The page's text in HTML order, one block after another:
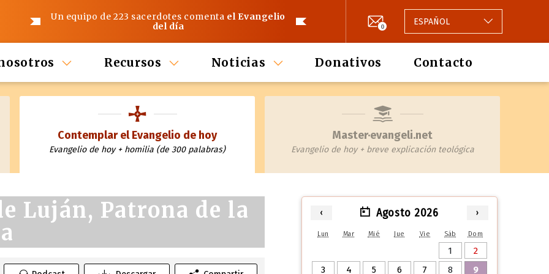
Un equipo de 223 sacerdotes comenta el Evangelio
del día
0 ESPAÑOL
Recursos Noticias Donativos Contacto
Contemplar el Evangelio de hoy
Evangelio de hoy + homilia (de 300 palabras)
Master·evangeli.net
Evangelio de hoy + breve explicación teológica
Luján, Patrona de la
‹ Agosto 2026 ›
Lun Mar Mié Jue Vie Sáb Dom
1
2
3
4 5 6 7 8 9